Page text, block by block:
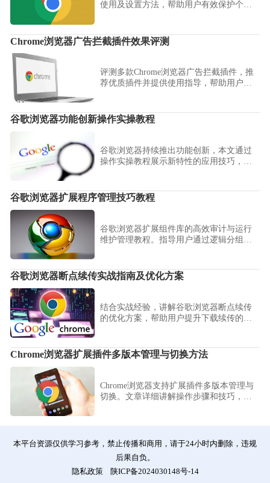
使用及设置方法，帮助用户有效保护个人
Chrome浏览器广告拦截插件效果评测
评测多款Chrome浏览器广告拦截插件，推
荐优质插件并提供使用指导，帮助用户有
谷歌浏览器功能创新操作实操教程
谷歌浏览器持续推出功能创新，本文通过
操作实操教程展示新特性的应用技巧，帮
谷歌浏览器扩展程序管理技巧教程
谷歌浏览器扩展组件库的高效审计与运行
维护管理教程。指导用户通过逻辑分组进
效。
谷歌浏览器断点续传实战指南及优化方案
结合实战经验，讲解谷歌浏览器断点续传
的优化方案，帮助用户提升下载续传的效
Chrome浏览器扩展插件多版本管理与切换方法
Chrome浏览器支持扩展插件多版本管理与
切换。文章详细讲解操作步骤和技巧，帮
本平台资源仅供学习参考，禁止传播和商用，请于24小时内删除，违规
后果自负。
隐私政策
陕ICP备2024030148号-14